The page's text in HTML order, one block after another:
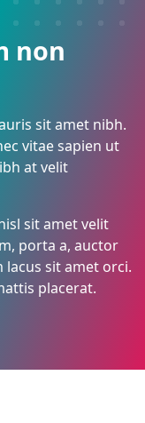
non
sit amet nibh.
vitae sapien ut
at velit
sit amet velit
porta a, auctor
sit amet orci.
placerat.